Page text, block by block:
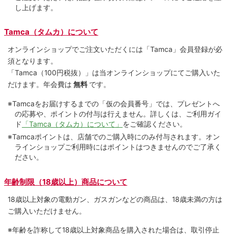
し上げます。
Tamca（タムカ）について
オンラインショップでご注⽂いただくには「Tamca」会員登録が必
須となります。
「Tamca （100円税抜）
」は当オンラインショップにてご購⼊いた
だけます。 年会費は 無料 です。
※Tamcaをお届けするまでの「仮の会員番号」では、プレゼントへ
の応募や、ポイントの付与は⾏えません。詳しくは、ご利⽤ガイ
ド 「Tamca（タムカ）について」 をご確認ください。
※Tamcaポイントは、店舗でのご購⼊時にのみ付与されます。オン
ラインショップご利用時にはポイントはつきませんのでご了承く
ださい。
年齢制限（18歳以上）商品について
18歳以上対象の電動ガン、ガスガンなどの商品は、18歳未満の方は
ご購入いただけません。
※年齢を詐称して18歳以上対象商品を購入された場合は、取引停止